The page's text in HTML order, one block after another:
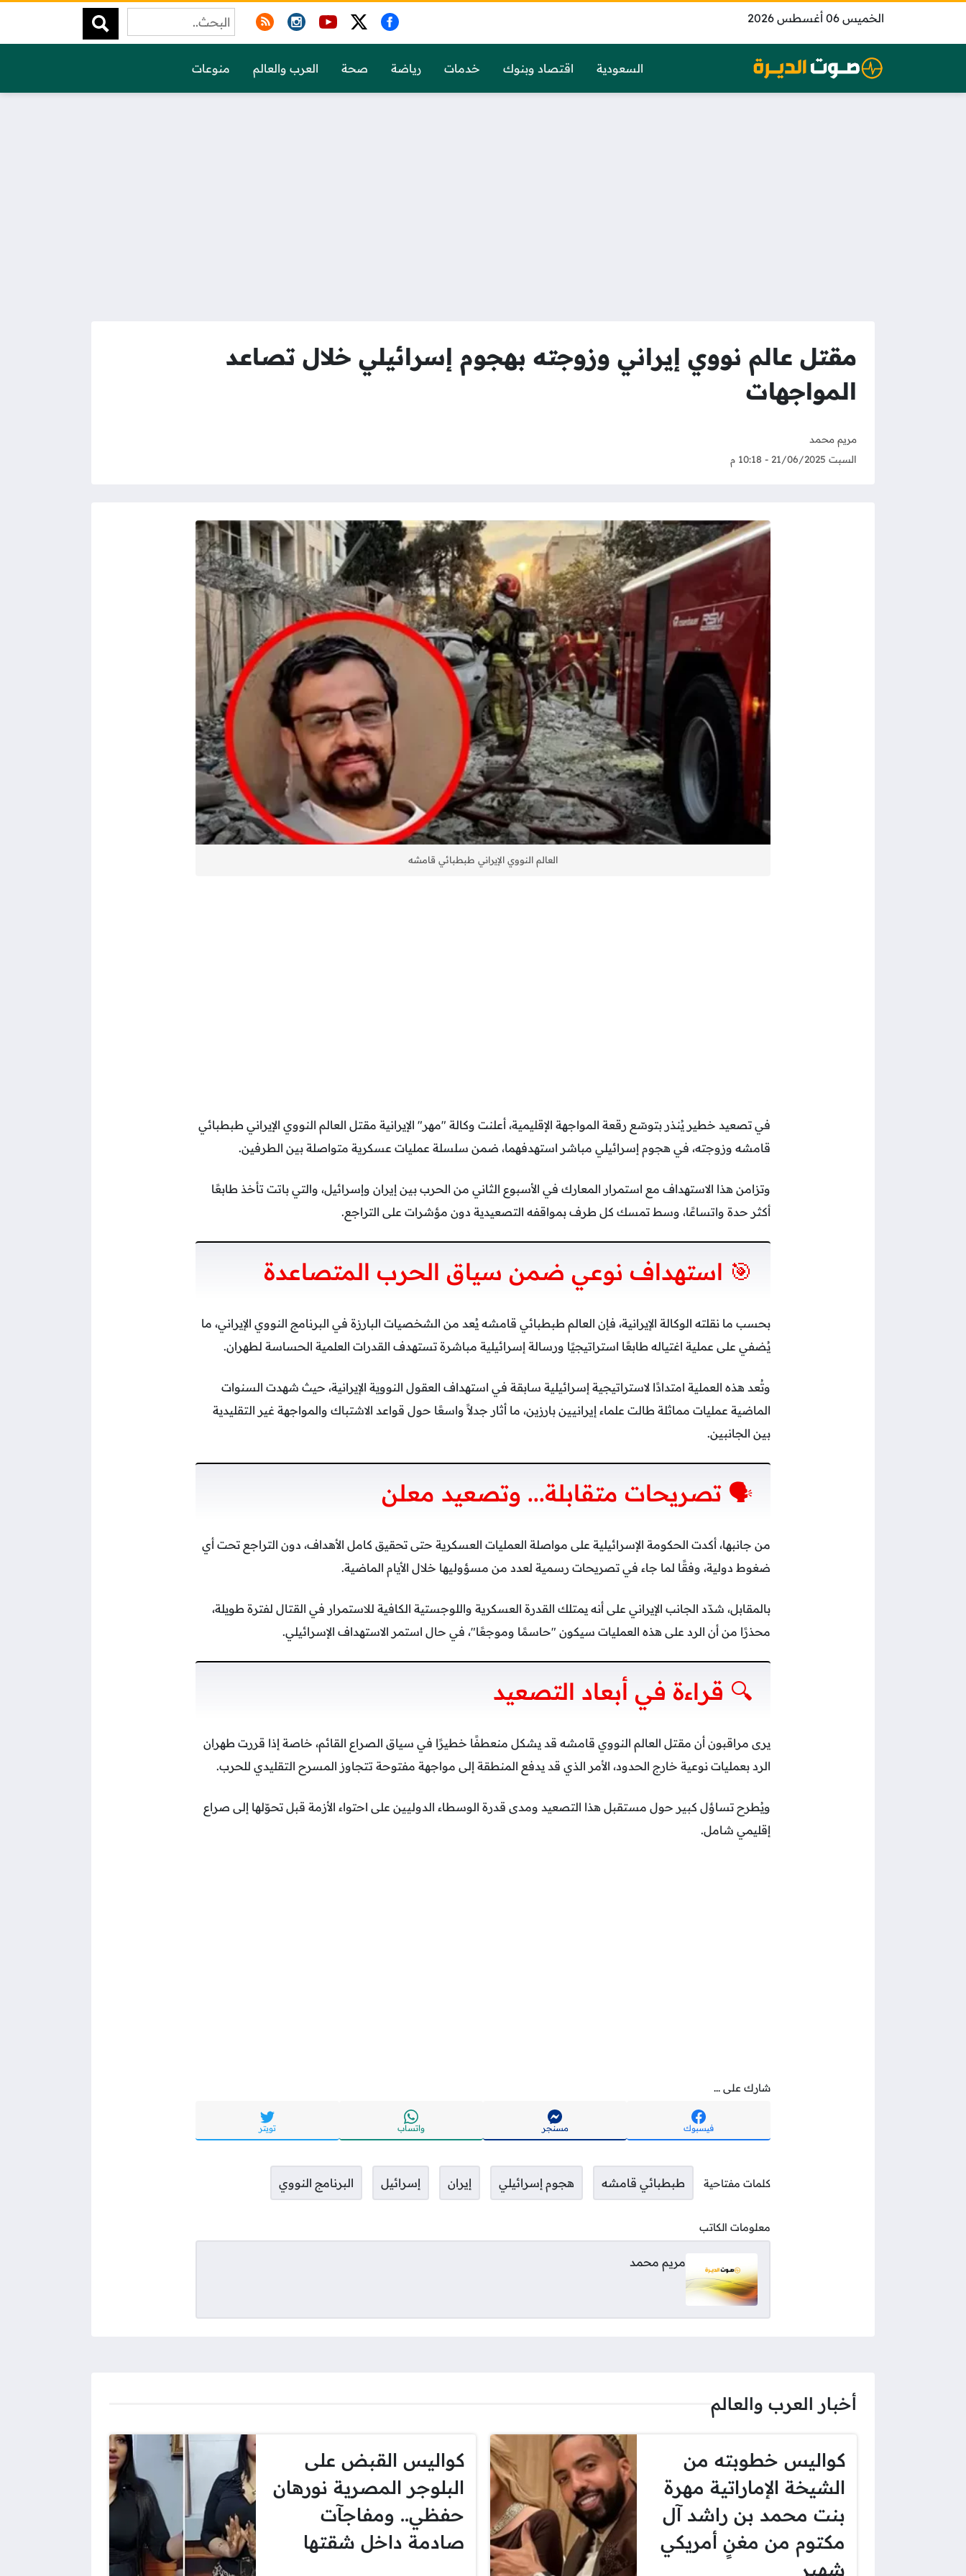
الخميس 06 أغسطس 2026
السعودية اقتصاد وبنوك خدمات رياضة صحة العرب والعالم منوعات
مقتل عالم نووي إيراني وزوجته بهجوم إسرائيلي خلال تصاعد
المواجهات
مريم محمد
السبت 21/06/2025 - 10:18 م
العالم النووي الإيراني طبطبائي قامشه
في تصعيد خطير يُنذر بتوسّع رقعة المواجهة الإقليمية، أعلنت وكالة "مهر" الإيرانية مقتل العالم النووي الإيراني طبطبائي
قامشه وزوجته، في هجوم إسرائيلي مباشر استهدفهما، ضمن سلسلة عمليات عسكرية متواصلة بين الطرفين.
وتزامن هذا الاستهداف مع استمرار المعارك في الأسبوع الثاني من الحرب بين إيران وإسرائيل، والتي باتت تأخذ طابعًا
أكثر حدة واتساعًا، وسط تمسك كل طرف بمواقفه التصعيدية دون مؤشرات على التراجع.
🎯 استهداف نوعي ضمن سياق الحرب المتصاعدة
بحسب ما نقلته الوكالة الإيرانية، فإن العالم طبطبائي قامشه يُعد من الشخصيات البارزة في البرنامج النووي الإيراني، ما
يُضفي على عملية اغتياله طابعًا استراتيجيًا ورسالة إسرائيلية مباشرة تستهدف القدرات العلمية الحساسة لطهران.
وتُعد هذه العملية امتدادًا لاستراتيجية إسرائيلية سابقة في استهداف العقول النووية الإيرانية، حيث شهدت السنوات
الماضية عمليات مماثلة طالت علماء إيرانيين بارزين، ما أثار جدلاً واسعًا حول قواعد الاشتباك والمواجهة غير التقليدية
بين الجانبين.
🗣️ تصريحات متقابلة... وتصعيد معلن
من جانبها، أكدت الحكومة الإسرائيلية على مواصلة العمليات العسكرية حتى تحقيق كامل الأهداف، دون التراجع تحت أي
ضغوط دولية، وفقًا لما جاء في تصريحات رسمية لعدد من مسؤوليها خلال الأيام الماضية.
بالمقابل، شدّد الجانب الإيراني على أنه يمتلك القدرة العسكرية واللوجستية الكافية للاستمرار في القتال لفترة طويلة،
محذرًا من أن الرد على هذه العمليات سيكون "حاسمًا وموجعًا"، في حال استمر الاستهداف الإسرائيلي.
🔍 قراءة في أبعاد التصعيد
يرى مراقبون أن مقتل العالم النووي قامشه قد يشكل منعطفًا خطيرًا في سياق الصراع القائم، خاصة إذا قررت طهران
الرد بعمليات نوعية خارج الحدود، الأمر الذي قد يدفع المنطقة إلى مواجهة مفتوحة تتجاوز المسرح التقليدي للحرب.
ويُطرح تساؤل كبير حول مستقبل هذا التصعيد ومدى قدرة الوسطاء الدوليين على احتواء الأزمة قبل تحوّلها إلى صراع
إقليمي شامل.
شارك على ...
فيسبوك مسنجر واتساب تويتر
كلمات مفتاحية طبطبائي قامشه هجوم إسرائيلي إيران إسرائيل البرنامج النووي
معلومات الكاتب
مريم محمد
أخبار العرب والعالم
كواليس خطوبته من
الشيخة الإماراتية مهرة
بنت محمد بن راشد آل
مكتوم من مغنٍ أمريكي
شهير
كواليس القبض على
البلوجر المصرية نورهان
حفظي.. ومفاجآت
صادمة داخل شقتها